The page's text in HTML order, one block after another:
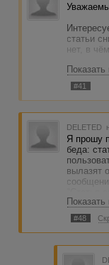
статьи
нет, в
статьи
нет. В
#41
DELETED
Я прошу
беда:
вылазят
Причина:
кожи
А вот
#48